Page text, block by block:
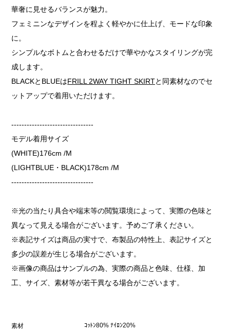
華奢に見せるバランスが魅力。
フェミニンなデザインを程よく軽やかに仕上げ、モードな印象
に。
シンプルなボトムと合わせるだけで華やかなスタイリングが完
成します。
BLACKとBLUEはFRILL 2WAY TIGHT SKIRTと同素材なのでセ
ットアップで着用いただけます。
--------------------------------
モデル着用サイズ
(WHITE)176cm /M
(LIGHTBLUE・BLACK)178cm /M
--------------------------------
※光の当たり具合や端末等の閲覧環境によって、実際の色味と
異なって見える場合がございます。予めご了承ください。
※表記サイズは商品の実寸で、布製品の特性上、表記サイズと
多少の誤差が生じる場合がございます。
※画像の商品はサンプルの為、実際の商品と色味、仕様、加
工、サイズ、素材等が若干異なる場合がございます。
素材 ｺｯﾄﾝ80% ﾅｲﾛﾝ20%